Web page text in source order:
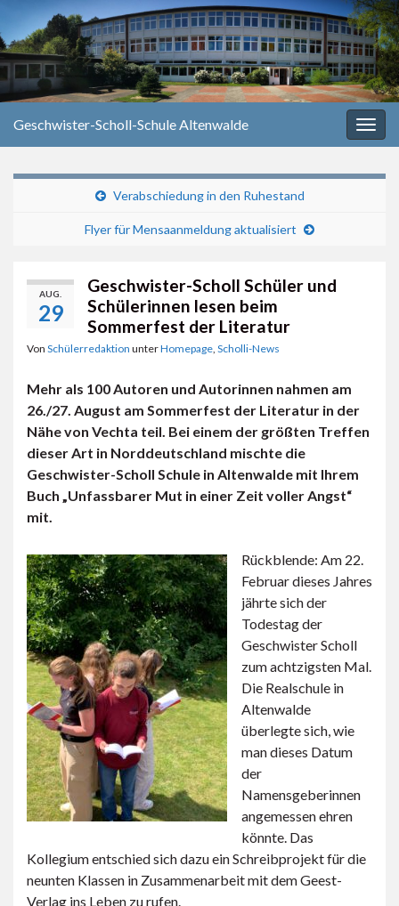
Geschwister-Scholl-Schule Altenwalde
Verabschiedung in den Ruhestand
Flyer für Mensaanmeldung aktualisiert
AUG.
29
Geschwister-Scholl Schüler und
Schülerinnen lesen beim
Sommerfest der Literatur
Von Schülerredaktion unterHomepage Scholli-News
Mehr als 100 Autoren und Autorinnen nahmen am
26./27. August am Sommerfest der Literatur in der
Nähe von Vechta teil. Bei einem der größten Treffen
dieser Art in Norddeutschland mischte die
Geschwister-Scholl Schule in Altenwalde mit Ihrem
Buch „Unfassbarer Mut in einer Zeit voller Angst“
mit.
Rückblende: Am 22.
Februar dieses Jahres
jährte sich der
Todestag der
Geschwister Scholl
zum achtzigsten Mal.
Die Realschule in
Altenwalde
überlegte sich, wie
man dieses Datum
der
Namensgeberinnen
angemessen ehren
könnte. Das
Kollegium entschied sich dazu ein Schreibprojekt für die
neunten Klassen in Zusammenarbeit mit dem Geest-
Verlag ins Leben zu rufen.